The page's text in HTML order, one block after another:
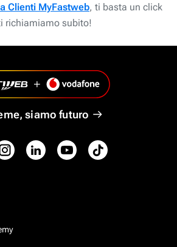
Clienti MyFastweb, ti basta un click
richiamiamo subito!
siamo futuro